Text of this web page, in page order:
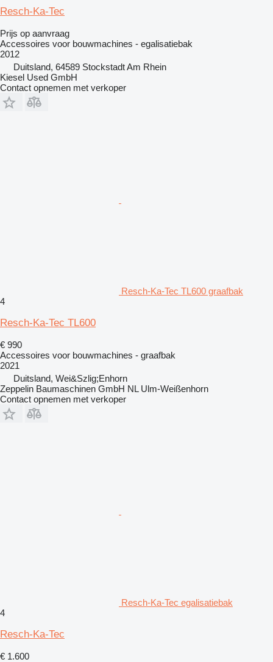
Resch-Ka-Tec
Prijs op aanvraag
Accessoires voor bouwmachines - egalisatiebak
2012
Duitsland, 64589 Stockstadt Am Rhein
Kiesel Used GmbH
Contact opnemen met verkoper
Resch-Ka-Tec TL600 graafbak
4
Resch-Ka-Tec TL600
€ 990
Accessoires voor bouwmachines - graafbak
2021
Duitsland, Wei&Szlig;Enhorn
Zeppelin Baumaschinen GmbH NL Ulm-Weißenhorn
Contact opnemen met verkoper
Resch-Ka-Tec egalisatiebak
4
Resch-Ka-Tec
€ 1.600